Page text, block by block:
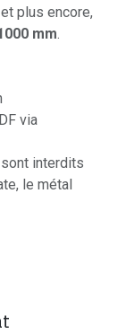
et plus encore,
mm.
via
interdits
le métal